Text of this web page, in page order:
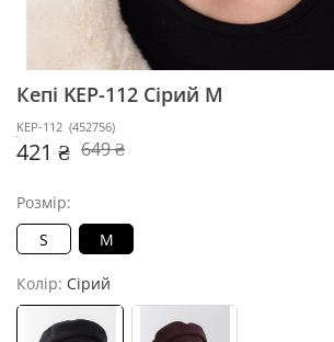
Кепі KEP-112 Сірий M
KEP-112 (452756)
421 ₴ 649 ₴
Розмір:
S
M
Колір: Сірий